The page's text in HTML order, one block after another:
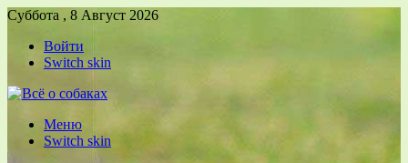
Суббота , 8 Август 2026
Войти
Switch skin
Меню
Switch skin